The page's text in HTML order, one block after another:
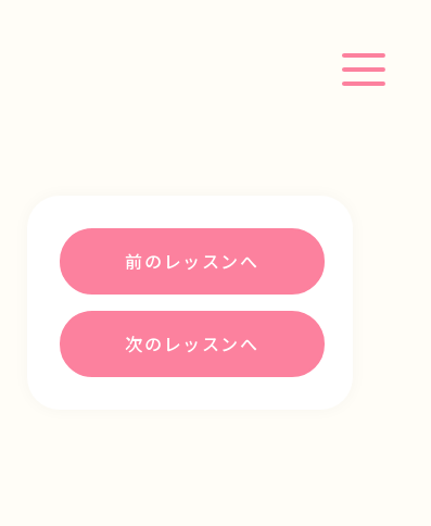
前のレッスンへ
次のレッスンへ